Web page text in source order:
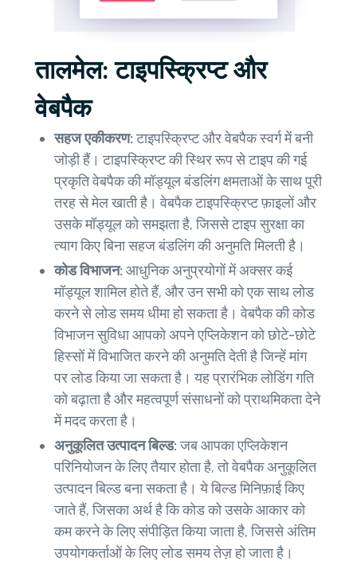
तालमेल: टाइपस्क्रिप्ट और
वेबपैक
सहज एकीकरण:टाइपस्क्रिप्ट और वेबपैक स्वर्ग में बनी
जोड़ी हैं। टाइपस्क्रिप्ट की स्थिर रूप से टाइप की गई
प्रकृति वेबपैक की मॉड्यूल बंडलिंग क्षमताओं के साथ पूरी
तरह से मेल खाती है। वेबपैक टाइपस्क्रिप्ट फ़ाइलों और
उसके मॉड्यूल को समझता है, जिससे टाइप सुरक्षा का
त्याग किए बिना सहज बंडलिंग की अनुमति मिलती है।
कोड विभाजन: आधुनिक अनुप्रयोगों में अक्सर कई
मॉड्यूल शामिल होते हैं, और उन सभी को एक साथ लोड
करने से लोड समय धीमा हो सकता है। वेबपैक की कोड
विभाजन सुविधा आपको अपने एप्लिकेशन को छोटे-छोटे
हिस्सों में विभाजित करने की अनुमति देती है जिन्हें मांग
पर लोड किया जा सकता है। यह प्रारंभिक लोडिंग गति
को बढ़ाता है और महत्वपूर्ण संसाधनों को प्राथमिकता देने
में मदद करता है।
अनुकूलित उत्पादन बिल्ड:जब आपका एप्लिकेशन
परिनियोजन के लिए तैयार होता है, तो वेबपैक अनुकूलित
उत्पादन बिल्ड बना सकता है। ये बिल्ड मिनिफ़ाई किए
जाते हैं, जिसका अर्थ है कि कोड को उसके आकार को
कम करने के लिए संपीड़ित किया जाता है, जिससे अंतिम
उपयोगकर्ताओं के लिए लोड समय तेज़ हो जाता है।